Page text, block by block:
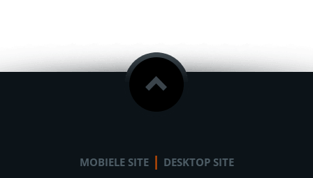
MOBIELE SITE | DESKTOP SITE